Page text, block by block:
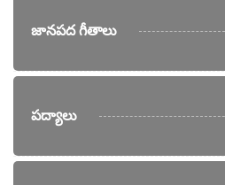
జానపద గీతాలు
పద్యాలు